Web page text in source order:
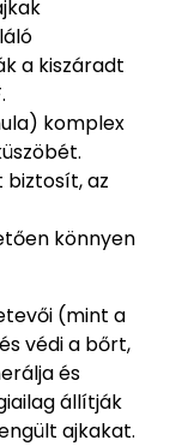
a kiszáradt
komplex
az
könnyen
(mint a
védi a bőrt,
és
állítják
ajkakat.